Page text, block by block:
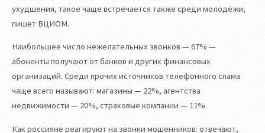
ухудшения, такое чаще встречается также среди молодёжи,
пишет ВЦИОМ.
Наибольшее число нежелательных звонков — 67% —
абоненты получают от банков и других финансовых
организаций. Среди прочих источников телефонного спама
чаще всего называют: магазины — 22%, агентства
недвижимости — 20%, страховые компании — 11%.
Как россияне реагируют на звонки мошенников: отвечают,